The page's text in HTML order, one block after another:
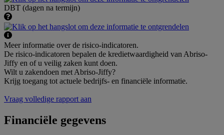
DBT (dagen na termijn)
Meer informatie over de risico-indicatoren.
De risico-indicatoren bepalen de kredietwaardigheid van Abriso-
Jiffy en of u veilig zaken kunt doen.
Wilt u zakendoen met Abriso-Jiffy?
Krijg toegang tot actuele bedrijfs- en financiële informatie.
Vraag volledige rapport aan
Financiële gegevens